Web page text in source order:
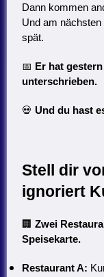
Dann kommen
Und am
spät.
📅 Er hat
unterschrieben.
💀 Und du hast
Stell dir
ignoriert
🏢 Zwei
Speisekarte.
Restaurant A: